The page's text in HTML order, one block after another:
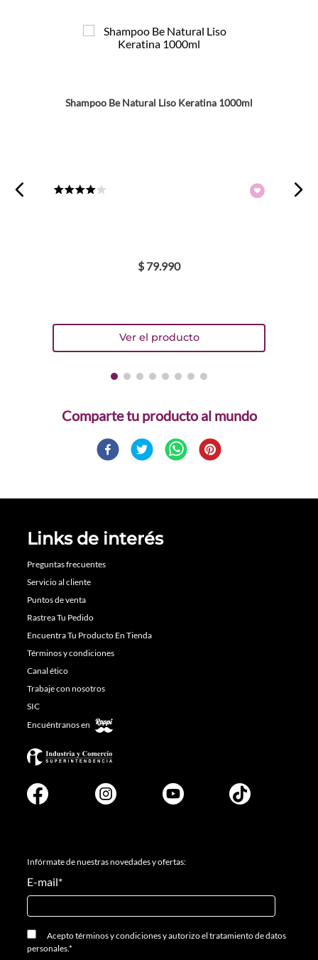
Shampoo Be Natural Liso Keratina 1000ml
$ 79.990
Comparte
Links de interés
Preguntas frecuentes
Servicio al cliente
Puntos de venta
Rastrea Tu Pedido
Encuentra Tu Producto En Tienda
Términos y condiciones
Canal ético
Trabaje con nosotros
SIC
Encuéntranos en
Infórmate de nuestras novedades y ofertas:
E-mail*
Aceptotérminos y condicionesyautorizo el tratamiento de datos
personales.*